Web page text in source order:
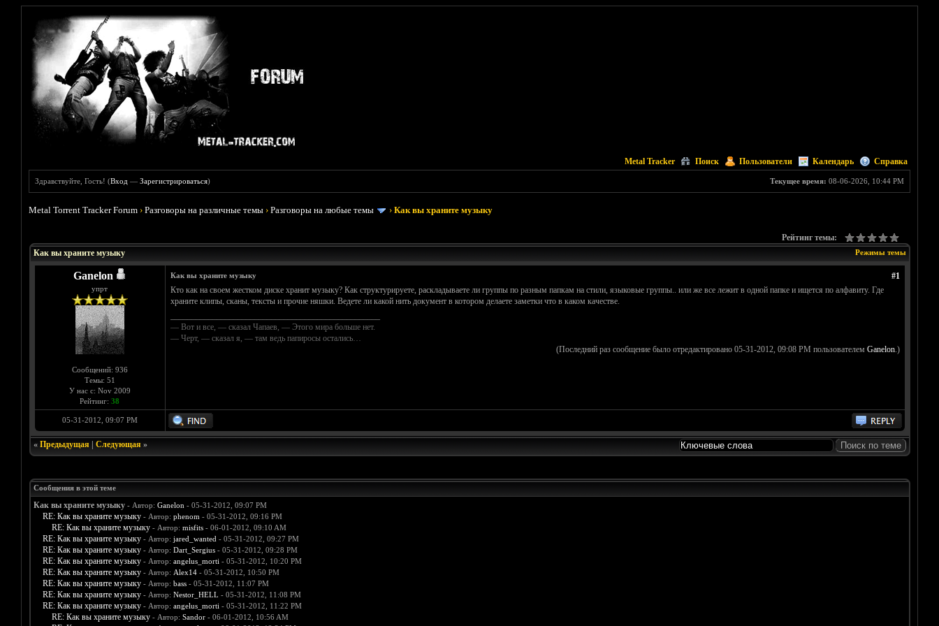
Metal Tracker Поиск Пользователи Календарь Справка
Текущее время: 08-06-2026, 10:44 PM
Здравствуйте, Гость! (Вход —Зарегистрироваться)
Metal Torrent Tracker Forum ›Разговоры на различные темы ›Разговоры на любые темы ›Как вы храните музыку
Рейтинг темы:
Режимы темы
Как вы храните музыку
Ganelon
упрт
Сообщений: 936
Темы: 51
У нас с: Nov 2009
Рейтинг: 38
#1
Как вы храните музыку
Кто как на своем жестком диске хранит музыку? Как структурируете, раскладываете ли группы по разным папкам на стили, языковые группы.. или же все лежит в одной папке и ищется по алфавиту. Где
храните клипы, сканы, тексты и прочие няшки. Ведете ли какой нить документ в котором делаете заметки что в каком качестве.
— Вот и все, — сказал Чапаев, — Этого мира больше нет.
— Черт, — сказал я, — там ведь папиросы остались…
(Последний раз сообщение было отредактировано 05-31-2012, 09:08 PM пользователем Ganelon.)
05-31-2012, 09:07 PM
« Предыдущая| Следующая»
Сообщения в этой теме
Как вы храните музыку - Автор: Ganelon - 05-31-2012, 09:07 PM
RE: Как вы храните музыку - Автор: phenom - 05-31-2012, 09:16 PM
RE: Как вы храните музыку - Автор: misfits- 06-01-2012, 09:10 AM
RE: Как вы храните музыку - Автор: jared_wanted - 05-31-2012, 09:27 PM
RE: Как вы храните музыку - Автор: Dart_Sergius- 05-31-2012, 09:28 PM
RE: Как вы храните музыку - Автор: angelus_morti - 05-31-2012, 10:20 PM
RE: Как вы храните музыку - Автор: Alex14- 05-31-2012, 10:50 PM
RE: Как вы храните музыку - Автор: bass- 05-31-2012, 11:07 PM
RE: Как вы храните музыку - Автор: Nestor_HELL - 05-31-2012, 11:08 PM
RE: Как вы храните музыку - Автор: angelus_morti - 05-31-2012, 11:22 PM
RE: Как вы храните музыку - Автор: Sandor- 06-01-2012, 10:56 AM